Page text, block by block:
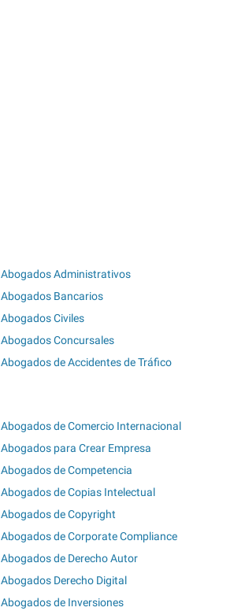
Abogados Administrativos
Abogados Bancarios
Abogados Civiles
Abogados Concursales
Abogados de Accidentes de Tráfico
Abogados de Comercio Internacional
Abogados para Crear Empresa
Abogados de Competencia
Abogados de Copias Intelectual
Abogados de Copyright
Abogados de Corporate Compliance
Abogados de Derecho Autor
Abogados Derecho Digital
Abogados de Inversiones